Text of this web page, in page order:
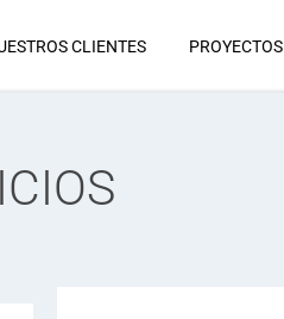
CLIENTES PROYECTOS